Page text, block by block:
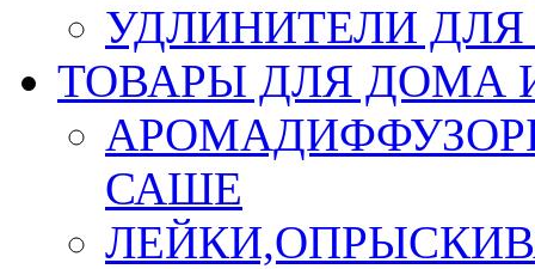
УДЛИНИТЕЛИ
ТОВАРЫ ДЛЯ ДОМА
САШЕ